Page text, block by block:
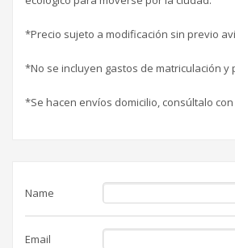
*Precio sujeto a modificación sin previo
*No se incluyen gastos de matriculación y
*Se hacen envíos domicilio, consúltalo
Name
Email